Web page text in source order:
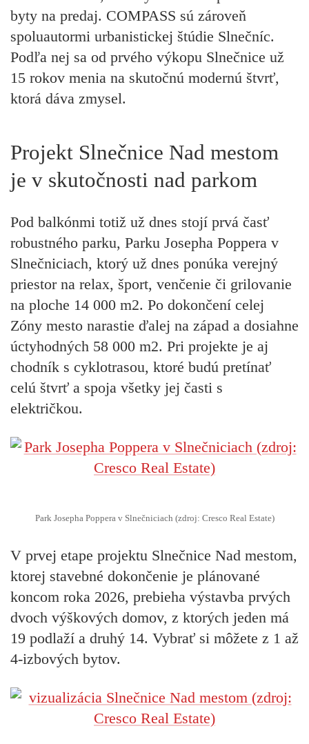
byty na predaj. COMPASS sú zároveň
spoluautormi urbanistickej štúdie Slnečníc.
Podľa nej sa od prvého výkopu Slnečnice už
15 rokov menia na skutočnú modernú štvrť,
ktorá dáva zmysel.
Projekt Slnečnice Nad mestom
je v skutočnosti nad parkom
Pod balkónmi totiž už dnes stojí prvá časť
robustného parku, Parku Josepha Poppera v
Slnečniciach, ktorý už dnes ponúka verejný
priestor na relax, šport, venčenie či grilovanie
na ploche 14 000 m2. Po dokončení celej
Zóny mesto narastie ďalej na západ a dosiahne
úctyhodných 58 000 m2. Pri projekte je aj
chodník s cyklotrasou, ktoré budú pretínať
celú štvrť a spoja všetky jej časti s
električkou.
Park Josepha Poppera v Slnečniciach (zdroj: Cresco Real Estate)
V prvej etape projektu Slnečnice Nad mestom,
ktorej stavebné dokončenie je plánované
koncom roka 2026, prebieha výstavba prvých
dvoch výškových domov, z ktorých jeden má
19 podlaží a druhý 14. Vybrať si môžete z 1 až
4-izbových bytov.